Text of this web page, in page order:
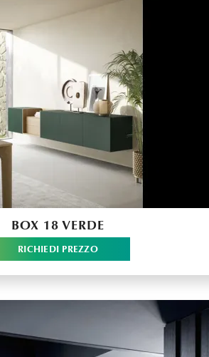
BOX 18 VERDE
RICHIEDI PREZZO